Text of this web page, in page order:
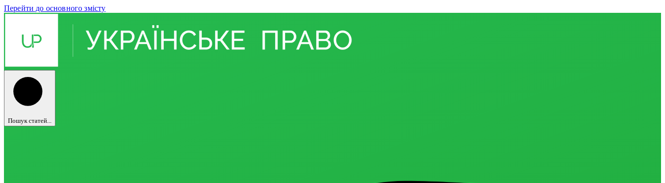
Перейти до основного змісту
Пошук статей...